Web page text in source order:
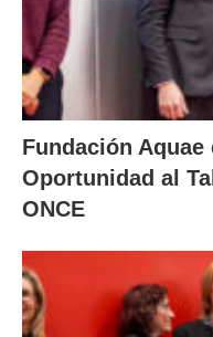
Fundación
Oportunidad al
ONCE